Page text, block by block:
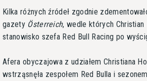
Kilka różnych źródeł zgodnie
gazety Österreich, wedle których Christian
stanowisko szefa Red Bull Racing po
Afera obyczajowa z udziałem Christiana
wstrząsnęła zespołem Red Bulla i